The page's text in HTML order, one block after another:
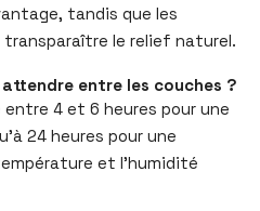
tandis que les
le relief naturel.
entre les couches ?
4 et 6 heures pour une
24 heures pour une
et l’humidité